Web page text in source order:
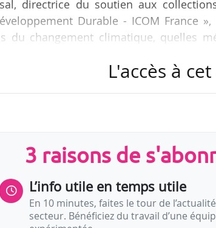
directrice du soutien aux
Durable - ICOM France
du changement climatique, quelles
Arts de Lille, le 26/01/2024.
un nouveau matériau, et donc
Beaucoup de chercheurs
L'accès à
3 raisons de
L’info utile en temps utile
En 10 minutes, faites le tour de
secteur. Bénéficiez du travail d’une